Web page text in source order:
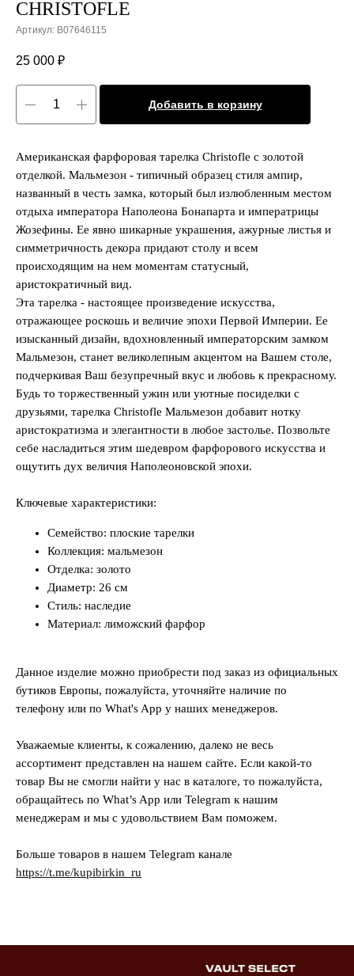
CHRISTOFLE
Артикул: B07646115
25 000 ₽
Добавить в корзину
Американская фарфоровая тарелка Christofle с золотой
отделкой. Мальмезон - типичный образец стиля ампир,
названный в честь замка, который был излюбленным местом
отдыха императора Наполеона Бонапарта и императрицы
Жозефины. Ее явно шикарные украшения, ажурные листья и
симметричность декора придают столу и всем
происходящим на нем моментам статусный,
аристократичный вид.
Эта тарелка - настоящее произведение искусства,
отражающее роскошь и величие эпохи Первой Империи. Ее
изысканный дизайн, вдохновленный императорским замком
Мальмезон, станет великолепным акцентом на Вашем столе,
подчеркивая Ваш безупречный вкус и любовь к прекрасному.
Будь то торжественный ужин или уютные посиделки с
друзьями, тарелка Christofle Мальмезон добавит нотку
аристократизма и элегантности в любое застолье. Позвольте
себе насладиться этим шедевром фарфорового искусства и
ощутить дух величия Наполеоновской эпохи.
Ключевые характеристики:
Семейство: плоские тарелки
Коллекция: мальмезон
Отделка: золото
Диаметр: 26 см
Стиль: наследие
Материал: лиможский фарфор
Данное изделие можно приобрести под заказ из официальных
бутиков Европы, пожалуйста, уточняйте наличие по
телефону или по What's App у наших менеджеров.
Уважаемые клиенты, к сожалению, далеко не весь
ассортимент представлен на нашем сайте. Если какой-то
товар Вы не смогли найти у нас в каталоге, то пожалуйста,
обращайтесь по What’s App или Telegram к нашим
менеджерам и мы с удовольствием Вам поможем.
Больше товаров в нашем Telegram канале
https://t.me/kupibirkin_ru